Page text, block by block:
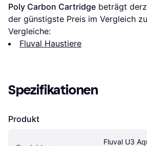
Poly Carbon Cartridge beträgt
der günstigste Preis im Vergleich zu
Vergleiche:
Fluval Haustiere
Spezifikationen
Produkt
Fluval U3